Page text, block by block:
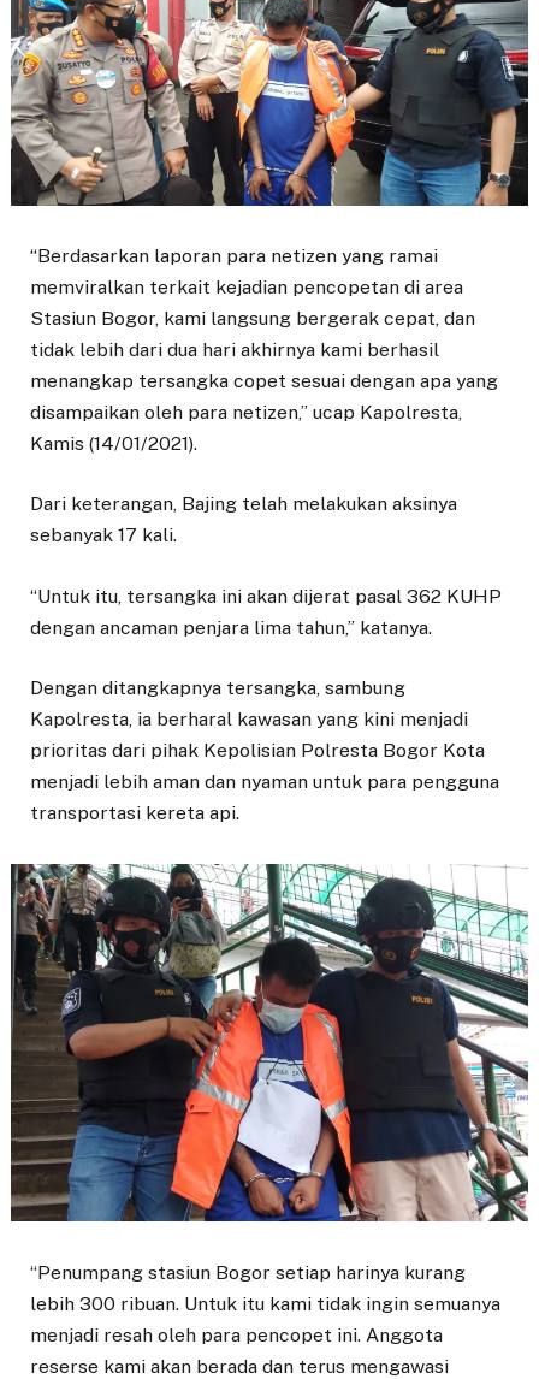
“Berdasarkan laporan para netizen yang ramai
memviralkan terkait kejadian pencopetan di area
Stasiun Bogor, kami langsung bergerak cepat, dan
tidak lebih dari dua hari akhirnya kami berhasil
menangkap tersangka copet sesuai dengan apa yang
disampaikan oleh para netizen,” ucap Kapolresta,
Kamis (14/01/2021).
Dari keterangan, Bajing telah melakukan aksinya
sebanyak 17 kali.
“Untuk itu, tersangka ini akan dijerat pasal 362 KUHP
dengan ancaman penjara lima tahun,” katanya.
Dengan ditangkapnya tersangka, sambung
Kapolresta, ia berharal kawasan yang kini menjadi
prioritas dari pihak Kepolisian Polresta Bogor Kota
menjadi lebih aman dan nyaman untuk para pengguna
transportasi kereta api.
“Penumpang stasiun Bogor setiap harinya kurang
lebih 300 ribuan. Untuk itu kami tidak ingin semuanya
menjadi resah oleh para pencopet ini. Anggota
reserse kami akan berada dan terus mengawasi